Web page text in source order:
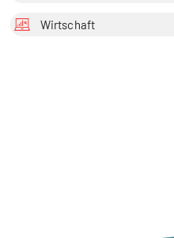
Wirtschaft